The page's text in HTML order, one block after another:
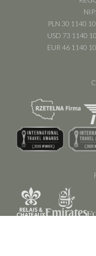
PLN 30 1140
USD 73 1140
EUR 46 1140